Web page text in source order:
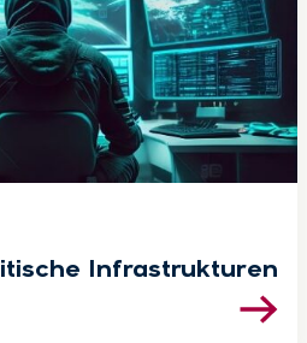
Infrastrukturen